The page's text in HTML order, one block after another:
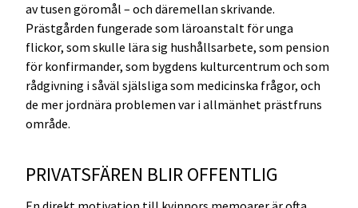
av tusen göromål – och däremellan skrivande.
Prästgården fungerade som läroanstalt för unga
flickor, som skulle lära sig hushållsarbete, som pension
för konfirmander, som bygdens kulturcentrum och som
rådgivning i såväl själsliga som medicinska frågor, och
de mer jordnära problemen var i allmänhet prästfruns
område.
PRIVATSFÄREN BLIR OFFENTLIG